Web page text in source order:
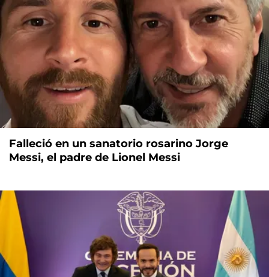
Falleció en un sanatorio rosarino Jorge
Messi, el padre de Lionel Messi